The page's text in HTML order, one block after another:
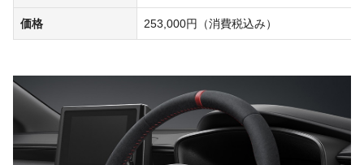
価格 253,000円（消費税込み）